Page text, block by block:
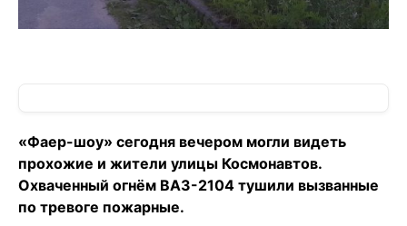
«Фаер-шоу» сегодня вечером могли видеть
прохожие и жители улицы Космонавтов.
Охваченный огнём ВАЗ-2104 тушили вызванные
по тревоге пожарные.